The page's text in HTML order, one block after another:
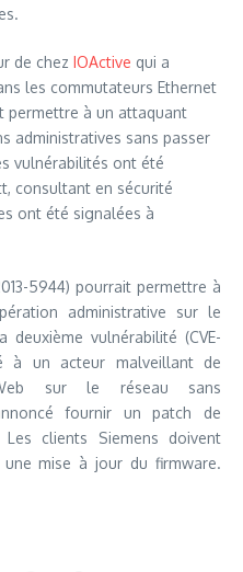
de chez IOActive qui a
les commutateurs Ethernet
permettre à un attaquant
administratives sans passer
vulnérabilités ont été
consultant en sécurité
ont été signalées à
5944) pourrait permettre à
administrative sur le
deuxième vulnérabilité (CVE-
à un acteur malveillant de
sur le réseau sans
fournir un patch de
clients Siemens doivent
une mise à jour du firmware.